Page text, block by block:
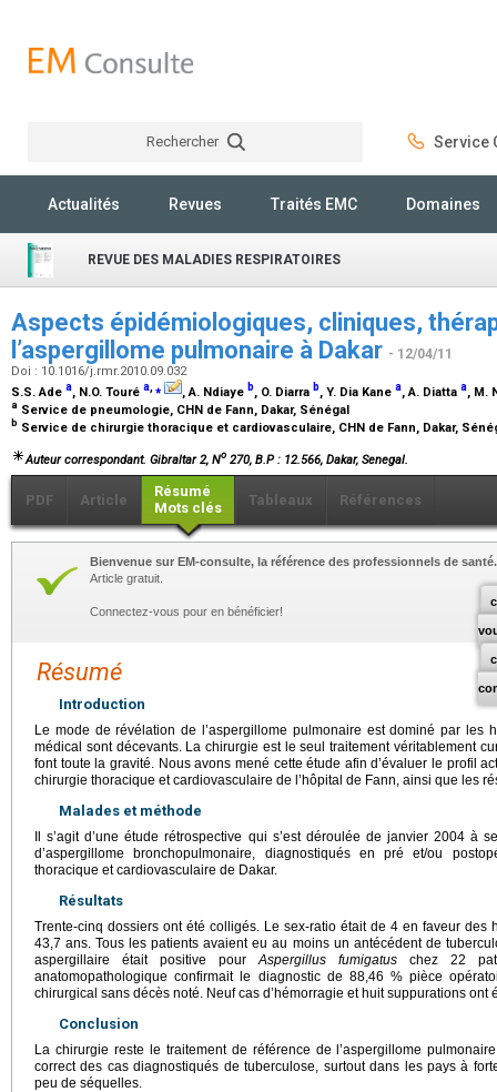
Rechercher Service
Actualités Revues Traités EMC Domaines
REVUE DES MALADIES RESPIRATOIRES
Aspects épidémiologiques, cliniques,
l’aspergillome pulmonaire à Dakar - 12/04/11
Doi : 10.1016/j.rmr.2010.09.032
S.S. Ade a, N.O. Touré a,⁎ , A. Ndiaye b, O. Diarra b, Y. Dia Kane a, A. Diatta a, M.
a Service de pneumologie, CHN de Fann, Dakar, Sénégal
b Service de chirurgie thoracique et cardiovasculaire, CHN de Fann, Dakar,
Auteur correspondant. Gibraltar 2, No 270, B.P : 12.566, Dakar, Senegal.
PDF Article
Résumé
Mots clés
Tableaux Références
Bienvenue sur EM-consulte, la référence des professionnels de santé.
Article gratuit.
Connectez-vous pour en bénéficier!
Résumé
Introduction
Le mode de révélation de l’aspergillome pulmonaire est dominé par les
médical sont décevants. La chirurgie est le seul traitement véritablement
font toute la gravité. Nous avons mené cette étude afin d’évaluer le profil
chirurgie thoracique et cardiovasculaire de l’hôpital de Fann, ainsi que les
Malades et méthode
Il s’agit d’une étude rétrospective qui s’est déroulée de janvier 2004 à
d’aspergillome bronchopulmonaire, diagnostiqués en pré et/ou
thoracique et cardiovasculaire de Dakar.
Résultats
Trente-cinq dossiers ont été colligés. Le sex-ratio était de 4 en faveur des
43,7 ans. Tous les patients avaient eu au moins un antécédent de
aspergillaire était positive pourAspergillus fumigatus chez 22
anatomopathologique confirmait le diagnostic de 88,46 % pièce
chirurgical sans décès noté. Neuf cas d’hémorragie et huit suppurations ont
Conclusion
La chirurgie reste le traitement de référence de l’aspergillome
correct des cas diagnostiqués de tuberculose, surtout dans les pays à
peu de séquelles.